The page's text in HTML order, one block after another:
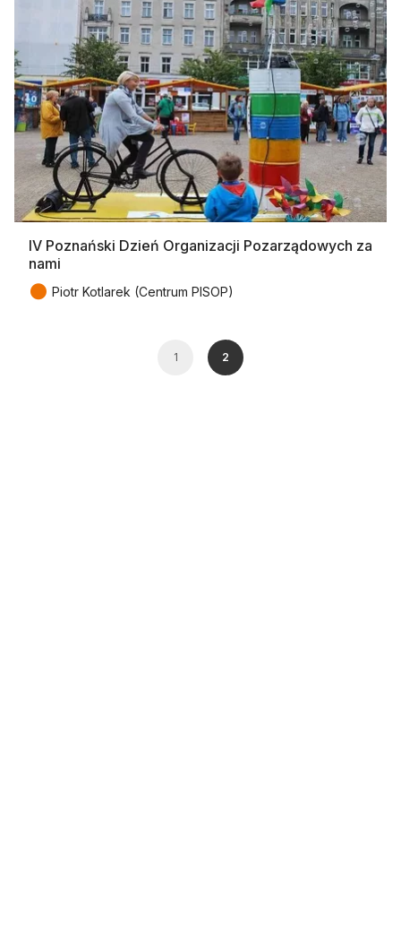
IV Poznański Dzień Organizacji Pozarządowych za
nami
● Piotr Kotlarek (Centrum PISOP)
1 2